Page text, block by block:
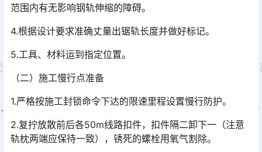
范围内有无影响钢轨伸缩的障碍。
4.根据设计要求准确丈量出锯轨长度并做好标记。
5.工具、材料运到指定位置。
（二）施工慢行点准备
1.严格按施工封锁命令下达的限速里程设置慢行防护。
2.复拧放散前后各50m线路扣件，扣件隔二卸下一（注意
轨枕两端应保待一致），锈死的螺栓用氧气割除。